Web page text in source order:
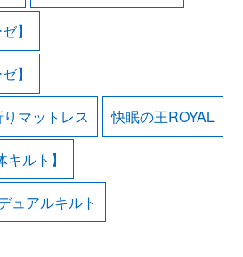
】
】
マットレス 快眠の王ROYAL
ルト】
ュアルキルト